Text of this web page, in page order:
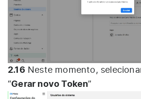
2.16 Neste momento,
“Gerar novo Token”